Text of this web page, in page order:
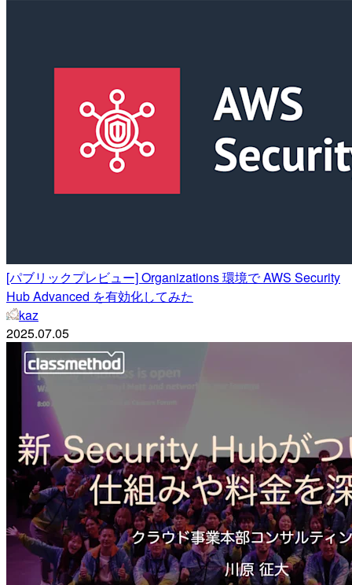
[パブリックプレビュー] Organizations 環境で AWS Security
Hub Advanced を有効化してみた
kaz
2025.07.05